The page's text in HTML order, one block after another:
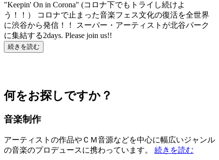
"Keepin' On in Corona" (コロナ下でもトライし続けよ
う！！） コロナで止まった音楽フェス文化の復活を全世界
に渋谷から発信！！ スーパー・アーティストが北谷パーク
に集結する2days. Please join us!!
続きを読む
何をお探しですか？
音楽制作
アーティストの作品やＣＭ音源などを中心に幅広いジャンル
の音楽のプロデュースに携わっています。 続きを読む